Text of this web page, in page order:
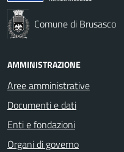
Comune di Brusasco
AMMINISTRAZIONE
Aree amministrative
Documenti e dati
Enti e fondazioni
Organi di governo